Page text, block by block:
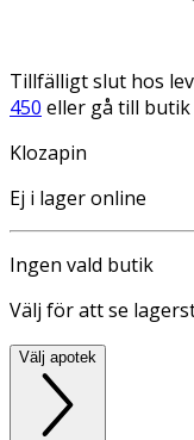
Tillfälligt slut hos
450 eller gå till
Klozapin
Ej i lager online
Ingen vald butik
Välj för att se
Välj apotek